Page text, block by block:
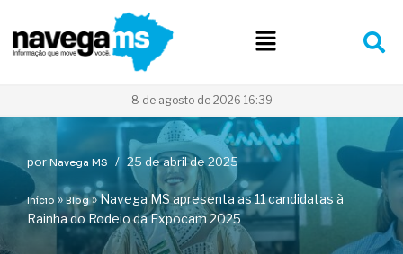
Pular
para
8 de agosto de 2026 16:39
por Navega MS 25 de abril de 2025
Início »Blog»Navega MS apresenta as 11 candidatas à
Rainha do Rodeio da Expocam 2025